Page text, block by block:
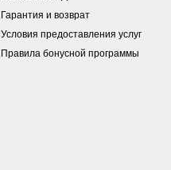
Гарантия и возврат
Условия предоставления услуг
Правила бонусной программы